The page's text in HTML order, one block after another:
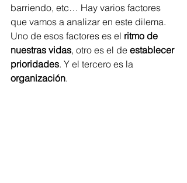
barriendo, etc… Hay varios factores
que vamos a analizar en este dilema.
Uno de esos factores es el ritmo de
nuestras vidas, otro es el de establecer
prioridades. Y el tercero es la
organización.